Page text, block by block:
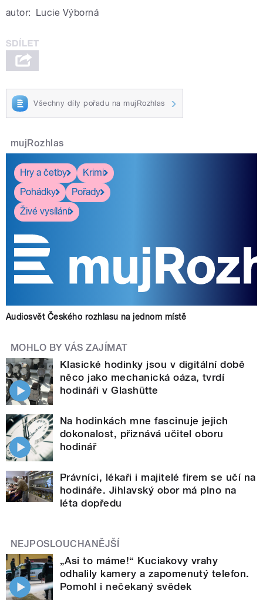
autor: Lucie Výborná
Všechny díly pořadu na mujRozhlas
mujRozhlas
Hry a četby
Krimi
Pohádky
Pořady
Živé vysílání
Audiosvět Českého rozhlasu na jednom místě
MOHLO BY VÁS ZAJÍMAT
Klasické hodinky jsou v digitální době
něco jako mechanická oáza, tvrdí
hodináři v Glashütte
Na hodinkách mne fascinuje jejich
dokonalost, přiznává učitel oboru
hodinář
Právníci, lékaři i majitelé firem se učí na
hodináře. Jihlavský obor má plno na
léta dopředu
NEJPOSLOUCHANĚJŠÍ
„Asi to máme!“ Kuciakovy vrahy
odhalily kamery a zapomenutý telefon.
Pomohl i nečekaný svědek